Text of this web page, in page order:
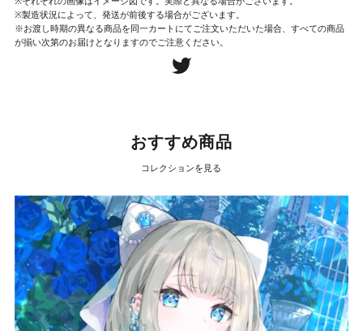
※製造状況によって、発送が前後する場合がございます。
※お渡し時期の異なる商品を同一カートにてご注文いただいた場合、すべての商品
が揃い次第のお届けとなりますのでご注意ください。
おすすめ商品
コレクションを見る